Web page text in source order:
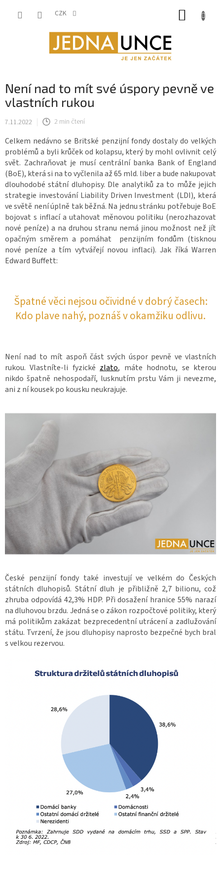
CZK
Není nad to mít své úspory pevně ve
vlastních rukou
7.11.2022 2 min čtení
Celkem nedávno se Britské penzijní fondy dostaly do velkých
problémů a byli krůček od kolapsu, který by mohl ovlivnit celý
svět. Zachraňovat je musí centrální banka Bank of England
(BoE), která si na to vyčlenila až 65 mld. liber a bude nakupovat
dlouhodobé státní dluhopisy. Dle analytiků za to může jejich
strategie investování Liability Driven Investment (LDI), která
ve světě není úplně tak běžná. Na jednu stránku potřebuje BoE
bojovat s inflací a utahovat měnovou politiku (nerozhazovat
nové peníze) a na druhou stranu nemá jinou možnost než jít
opačným směrem a pomáhat penzijním fondům (tisknou
nové peníze a tím vytvářejí novou inflaci). Jak říká Warren
Edward Buffett:
Špatné věci nejsou očividné v dobrý časech:
Kdo plave nahý, poznáš v okamžiku odlivu.
Není nad to mít aspoň část svých úspor pevně ve vlastních
rukou. Vlastníte-li fyzické zlato, máte hodnotu, se kterou
nikdo špatně nehospodaří, lusknutím prstu Vám ji nevezme,
ani z ní kousek po kousku neukrajuje.
České penzijní fondy také investují ve velkém do Českých
státních dluhopisů. Státní dluh je přibližně 2,7 bilionu, což
zhruba odpovídá 42,3% HDP. Při dosažení hranice 55% narazí
na dluhovou brzdu. Jedná se o zákon rozpočtové politiky, který
má politikům zakázat bezprecedentní utrácení a zadlužování
státu. Tvrzení, že jsou dluhopisy naprosto bezpečné bych bral
s velkou rezervou.